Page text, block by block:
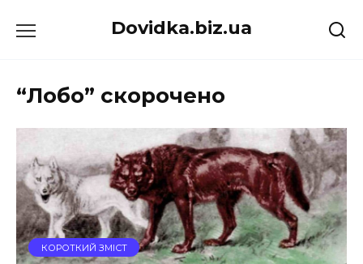
до
Dovidka.biz.ua
“Лобо” скорочено
КОРОТКИЙ ЗМІСТ